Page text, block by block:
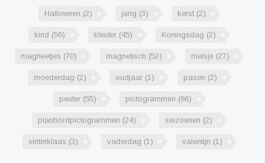
Halloween (2) jarig (3) kerst (2)
kind (56) kleuter (45) Koningsdag (2)
magneetjes (70) magnetisch (52) meisje (27)
moederdag (2) oudjaar (1) pasen (2)
peuter (55) pictogrammen (66)
planbordpictogrammen (24) seizoenen (2)
sinterklaas (3) vaderdag (1) valentijn (1)